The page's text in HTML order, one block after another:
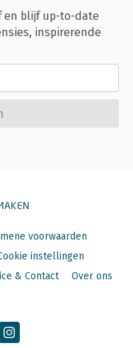
en blijf up-to-date
inspirerende
voorwaarden
instellingen
& Contact Over ons